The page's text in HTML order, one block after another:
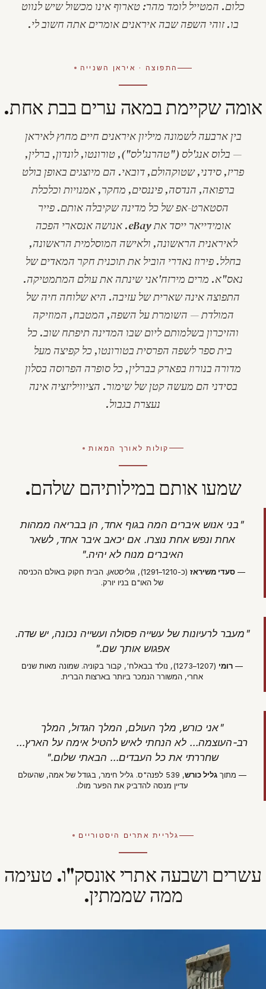
כלום. המטייל לומד מהר: טארוף אינו מכשול שיש לנווט
בו. זוהי השפה שבה איראנים אומריםאתה חשוב לי.
התפוצה · איראן השנייה
אומה שקיימת במאה ערים בבת אחת.
בין ארבעה לשמונה מיליון איראנים חיים מחוץ לאיראן
— בלוס אנג'לס ("טהרנג'לס"), טורונטו, לונדון, ברלין,
פריז, סידני, שטוקהולם, דובאי. הם מיוצגים באופן בולט
ברפואה, הנדסה, פיננסים, מחקר, אמנויות וכלכלת
הסטארט-אפ של כל מדינה שקיבלה אותם. פייר
אומידייאר ייסד את eBay. אנושה אנסארי הפכה
לאיראנית הראשונה, ולאישה המוסלמית הראשונה,
בחלל. פירוז נאדרי הוביל את תוכנית חקר המאדים של
נאס"א. מרים מירזח'אני שינתה את עולם המתמטיקה.
התפוצה אינה שארית של עזיבה. היא שלוחה חיה של
המולדת — השומרת על השפה, המטבח, המוזיקה
והזיכרון בשלמותם ליום שבו המדינה תיפתח שוב. כל
בית ספר לשפה הפרסית בטורונטו, כל קפיצה מעל
מדורה בנורוז בפארק בברלין, כל סופרה הפרוסה בסלון
בסידני הם מעשה קטן של שימור. הציוויליזציה אינה
נעצרת בגבול.
קולות לאורך המאות
שמעו אותם במילותיהם שלהם.
"בני אנוש איברים המה בגוף אחד, הן בבריאה ממהות
אחת ונפש אחת נוצרו. אם יכאב איבר אחד, לשאר
האיברים מנוח לא יהיה."
— סעדי משיראז (כ-1210–1291), גוליסטאן. הבית חקוק באולם הכניסה
של האו"ם בניו יורק.
"מעבר לרעיונות של עשייה פסולה ועשייה נכונה, יש שדה.
אפגוש אותך שם."
—רומי
(1207–1273), נולד בבאלח', קבור בקוניה. שמונה מאות שנים
אחרי, המשורר הנמכר ביותר בארצות הברית.
"אני כורש, מלך העולם, המלך הגדול, המלך
רב-העוצמה... לא הנחתי לאיש להטיל אימה על הארץ...
שחררתי את כל העבדים... הבאתי שלום."
— מתוךגליל כורש
, 539 לפנה"ס. גליל חימר, בגודל של אמה, שהעולם
עדיין מנסה להדביק את הפער מולו.
גלריית אתרים היסטוריים
עשרים ושבעה אתרי אונסק"ו. טעימה
ממה שממתין.